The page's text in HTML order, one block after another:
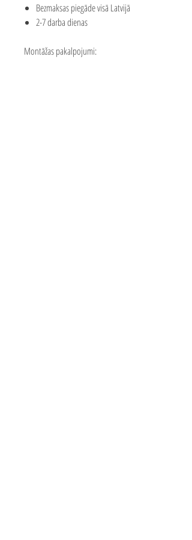
Bezmaksas piegāde visā Latvijā
2-7 darba dienas
Montāžas pakalpojumi: